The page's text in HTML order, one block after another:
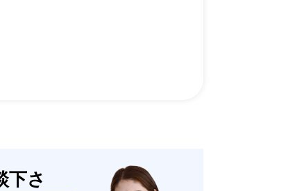
下さ